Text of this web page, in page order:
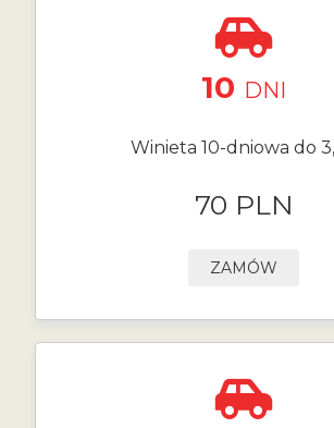
10 DNI
Winieta 10-dniowa do
70 PLN
ZAMÓW